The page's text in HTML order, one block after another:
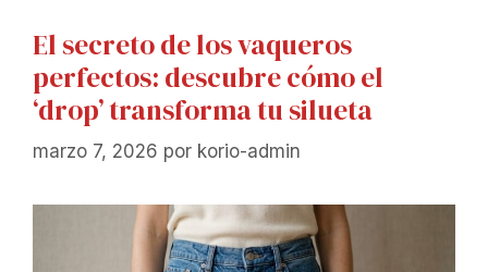
El secreto de los vaqueros
perfectos: descubre cómo el
‘drop’ transforma tu silueta
marzo 7, 2026 por korio-admin